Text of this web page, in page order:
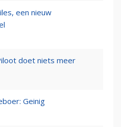
een nieuw
doet niets meer
Geinig